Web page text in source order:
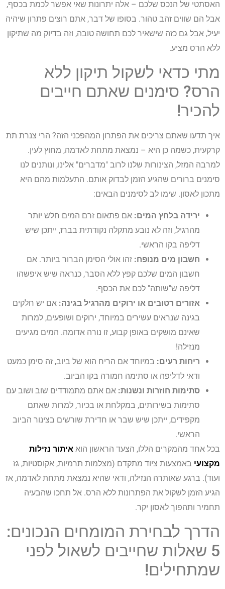
האסתטי של הנכס שלכם – אלה יתרונות שאי אפשר לכמת בכסף,
אבל הם שווים זהב טהור. בסופו של דבר, אתם רוצים פתרון שיהיה
יעיל, אבל גם כזה שישאיר לכם תחושה טובה, וזה בדיוק מה שתיקון
ללא הרס מציע.
מתי כדאי לשקול תיקון ללא
הרס? סימנים שאתם חייבים
להכיר!
איך תדעו שאתם צריכים את הפתרון המהפכני הזה? הרי צנרת תת
קרקעית, כשמה כן היא – נמצאת מתחת לאדמה, מחוץ לעין.
למרבה המזל, הצינורות שלנו לרוב "מדברים" אלינו, ונותנים לנו
סימנים ברורים שהגיע הזמן לבדוק אותם. התעלמות מהם היא
מתכון לאסון. שימו לב לסימנים הבאים:
ירידה בלחץ המים: אם פתאום זרם המים חלש יותר
מהרגיל, וזה לא נובע מתקלה נקודתית בברז, ייתכן שיש
דליפה בקו הראשי.
חשבון מים מנופח: זהו אולי הסימן הברור ביותר. אם
חשבון המים שלכם קפץ ללא הסבר, כנראה שיש איפשהו
דליפה ש"שותה" לכם את הכסף.
אזורים רטובים או ירוקים מהרגיל בגינה: אם יש חלקים
בגינה שנראים עשירים במיוחד, ירוקים ושופעים, למרות
שאינם מושקים באופן קבוע, זו נורה אדומה. המים מגיעים
מנזילה!
ריחות רעים: במיוחד אם הריח הוא של ביוב, זה סימן כמעט
ודאי לדליפה או סתימה חמורה בקו הביוב.
סתימות חוזרות ונשנות: אם אתם מתמודדים שוב ושוב עם
סתימות בשירותים, במקלחת או בכיור, למרות שאתם
מקפידים, ייתכן שיש שבר או חדירת שורשים בצינור הביוב
הראשי.
בכל אחד מהמקרים הללו, הצעד הראשון הוא איתור נזילות
מקצועי באמצעות ציוד מתקדם (מצלמות תרמיות, אקוסטיות, גז
ועוד). ברגע שאותרה הנזילה, ודאי שהיא נמצאת מתחת לאדמה, אז
הגיע הזמן לשקול את הפתרונות ללא הרס. אל תחכו שהבעיה
תחמיר ותהפוך לאסון יקר.
הדרך לבחירת המומחים הנכונים:
5 שאלות שחייבים לשאול לפני
שמתחילים!